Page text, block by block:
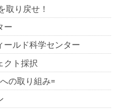
り戻せ！
ー
ールド科学センター
クト採択
の取り組み=